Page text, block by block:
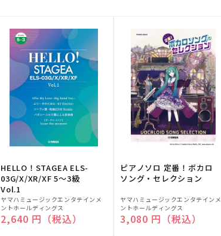
HELLO！STAGEA ELS-
03G/X/XR/XF 5～3級
Vol.1
販
売
元:
ヤマハミュージックエンタテインメ
ントホールディングス
通常価格
2,640 円（税込）
ピアノソロ 定番！ボカロ
ソング・セレクション
販
売
元:
ヤマハミュージックエンタテインメ
ントホールディングス
通常価格
3,080 円（税込）